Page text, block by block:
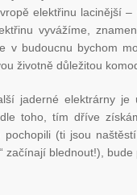
elektřinu lacinější
vyvážíme,
v budoucnu bychom
životně důležitou
jaderné elektrárny
toho, tím dříve
pochopili (ti jsou
začínají blednout!), bude